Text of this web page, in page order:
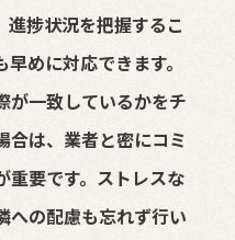
捗状況を把握するこ
めに対応できます。
が一致しているかをチ
合は、業者と密にコミ
重要です。ストレスな
への配慮も忘れず行い